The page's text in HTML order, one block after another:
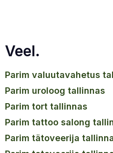
Veel.
parim valuutavahetus
parim uroloog tallinnas
parim tort tallinnas
parim tattoo salong
parim tätoveerija